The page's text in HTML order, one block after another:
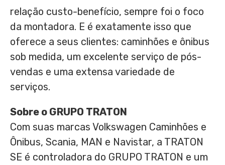
relação custo-benefício, sempre foi o foco
da montadora. E é exatamente isso que
oferece a seus clientes: caminhões e ônibus
sob medida, um excelente serviço de pós-
vendas e uma extensa variedade de
serviços.
Sobre o GRUPO TRATON
Com suas marcas Volkswagen Caminhões e
Ônibus, Scania, MAN e Navistar, a TRATON
SE é controladora do GRUPO TRATON e um